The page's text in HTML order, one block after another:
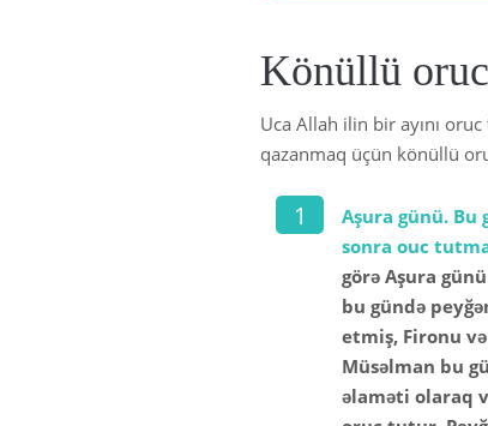
Könüllü
Uca Allah ilin bir ayını
qazanmaq üçün könüllü
Aşura günü. Bu
sonra ouc
görə Aşura
bu gündə
etmiş, Fironu
Müsəlman bu
əlaməti olaraq